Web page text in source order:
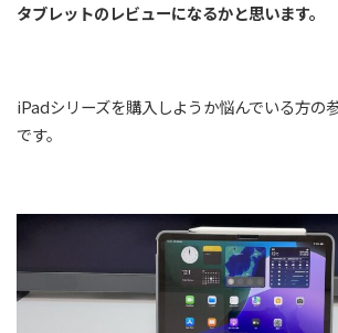
タブレットのレビューになるかと思います。
iPadシリーズを購入しようか悩んでいる方の
です。